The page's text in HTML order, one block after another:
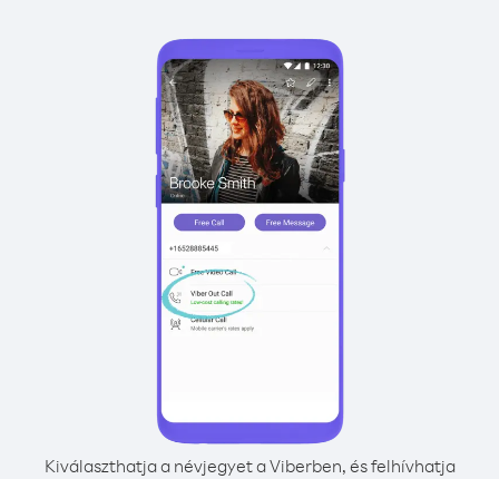
Kiválaszthatja a névjegyet a Viberben, és felhívhatja